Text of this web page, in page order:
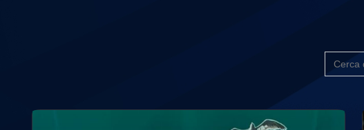
SEARCH
FOR: